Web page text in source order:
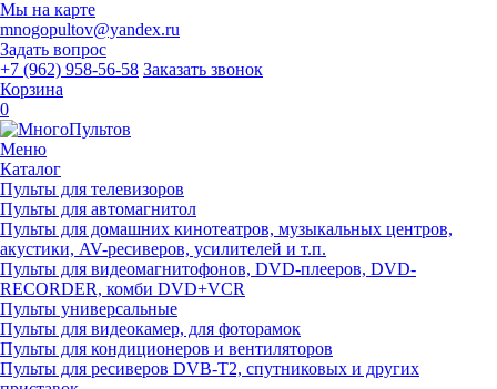
Мы на карте
mnogopultov@yandex.ru
Задать вопрос
+7 (962) 958-56-58 Заказать звонок
Корзина
0
Меню
Каталог
Пульты для телевизоров
Пульты для автомагнитол
Пульты для домашних кинотеатров, музыкальных центров,
акустики, AV-ресиверов, усилителей и т.п.
Пульты для видеомагнитофонов, DVD-плееров, DVD-
RECORDER, комби DVD+VCR
Пульты универсальные
Пульты для видеокамер, для фоторамок
Пульты для кондиционеров и вентиляторов
Пульты для ресиверов DVB-T2, спутниковых и других